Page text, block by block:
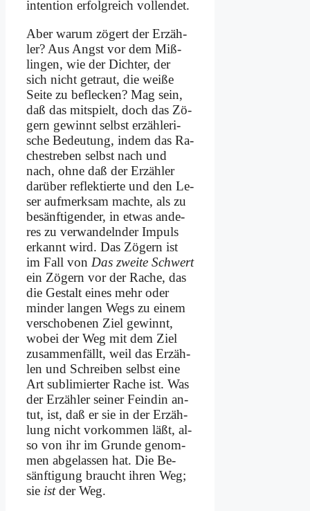
in­ten­ti­on er­folg­reich voll­endet.
Aber war­um zö­gert der Er­zäh­
ler? Aus Angst vor dem Miß­
lin­gen, wie der Dich­ter, der
sich nicht ge­traut, die wei­ße
Sei­te zu be­flecken? Mag sein,
daß das mit­spielt, doch das Zö­
gern ge­winnt selbst er­zäh­le­ri­
sche Be­deu­tung, in­dem das Ra­
che­stre­ben selbst nach und
nach, oh­ne daß der Er­zäh­ler
dar­über re­flek­tier­te und den Le­
ser auf­merk­sam mach­te, als zu
be­sänf­ti­gen­der, in et­was an­de­
res zu ver­wan­deln­der Im­puls
er­kannt wird. Das Zö­gern ist
im Fall von Das zwei­te Schwert
ein Zö­gern vor der Ra­che, das
die Ge­stalt ei­nes mehr oder
min­der lan­gen Wegs zu ei­nem
ver­scho­be­nen Ziel ge­winnt,
wo­bei der Weg mit dem Ziel
zu­sam­men­fällt, weil das Er­zäh­
len und Schrei­ben selbst ei­ne
Art sub­li­mier­ter Ra­che ist. Was
der Er­zäh­ler sei­ner Fein­din an­
tut, ist, daß er sie in der Er­zäh­
lung nicht vor­kom­men läßt, al­
so von ihr im Grun­de ge­nom­
men ab­ge­las­sen hat. Die Be­
sänf­ti­gung braucht ih­ren Weg;
sie istder Weg.